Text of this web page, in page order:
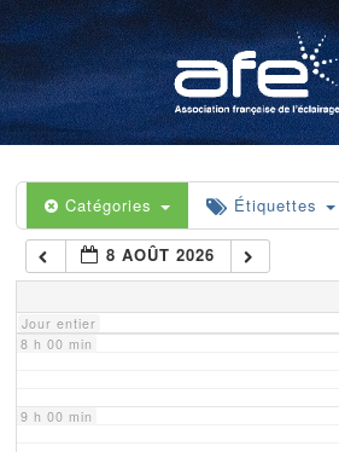
Catégories Étiquettes
8 AOÛT 2026
Jour entier
4 h 00 min
5 h 00 min
6 h 00 min
7 h 00 min
8 h 00 min
9 h 00 min